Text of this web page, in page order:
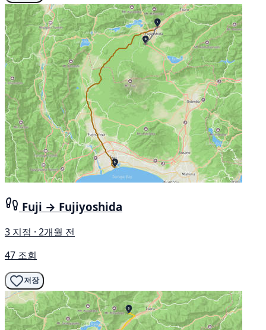
Fuji → Fujiyoshida
3 지점 · 2개월 전
47 조회
저장